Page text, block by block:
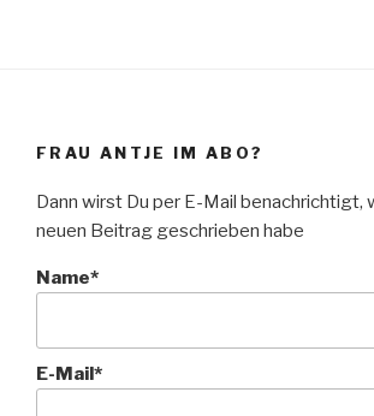
FRAU ANTJE IM ABO?
Dann wirst Du per E-Mail benachrichtigt,
neuen Beitrag geschrieben habe
Name*
E-Mail*